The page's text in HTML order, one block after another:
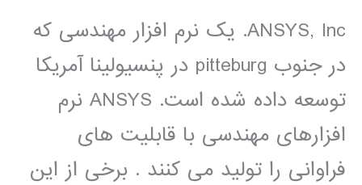
ANSYS, Inc. یک نرم افزار مهندسی که
در جنوب pitteburg در پنسیولینا آمریکا
توسعه داده شده است. ANSYS نرم
افزارهای مهندسی با قابلیت های
فراوانی را تولید می کنند . برخی از این